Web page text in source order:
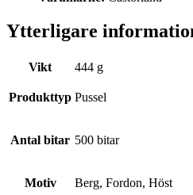
Ytterligare
Vikt 444 g
Produkttyp Pussel
Antal bitar 500 bitar
Motiv Berg, Fordon, Höst